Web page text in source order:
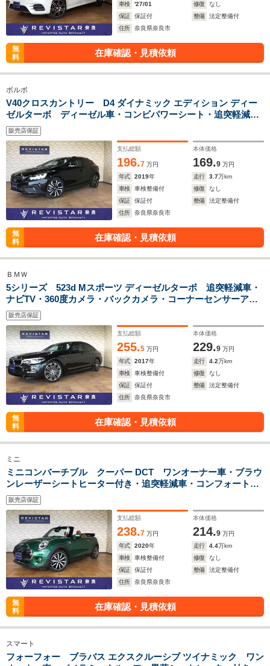
車検
'27/01 修復
なし
保証
保証付 整備
法定整備付
住所
奈良県奈良市
無
料
在庫確認・見積依頼
ボルボ
V40クロスカントリー D4 ダイナミック エディション ディー
ゼルターボ ディーゼル車・コンビパワーシート・追突軽減
車・車線逸脱警告・アダクティブクルーズコントロール・ブラ
イドスポット・道路標識アシスト・ナビTV・バックカメラ・コ
ーナーセンサー・アクティブハイビーム
販売店保証
支払総額
196.7 万円
本体価格
169.9 万円
年式
2019年 走行 3.7万km
車検
車検整備付 修復
なし
保証
保証付 整備
法定整備付
住所
奈良県奈良市
無
料
在庫確認・見積依頼
ＢＭＷ
5シリーズ 523d Mスポーツ ディーゼルターボ 追突軽減車・
ナビTV・360度カメラ・バックカメラ・コーナーセンサーアダ
クティブクルーズコントロール・ブライドスポット・側面激突
警告・Bluteooth・USB・DVD再生・CD・ETC・アンビエント
ライト
販売店保証
支払総額
255.5 万円
本体価格
229.9 万円
年式
2017年 走行 4.2万km
車検
車検整備付 修復
なし
保証
保証付 整備
法定整備付
住所
奈良県奈良市
無
料
在庫確認・見積依頼
ミニ
ミニコンバーチブル クーパー DCT ワンオーナー車・ブラウ
ンレーザーシートヒーター付き・追突軽減車・コンフォートア
クセス・ナビ・バックカメラ・コーナーセンサー・アンビエン
トライト・ユニオンジャックテールランプ・LEDライト
販売店保証
支払総額
238.7 万円
本体価格
214.9 万円
年式
2020年 走行 4.4万km
車検
車検整備付 修復
なし
保証
保証付 整備
法定整備付
住所
奈良県奈良市
無
料
在庫確認・見積依頼
スマート
フォーフォー ブラバス エクスクルーシブ ツイナミック ワン